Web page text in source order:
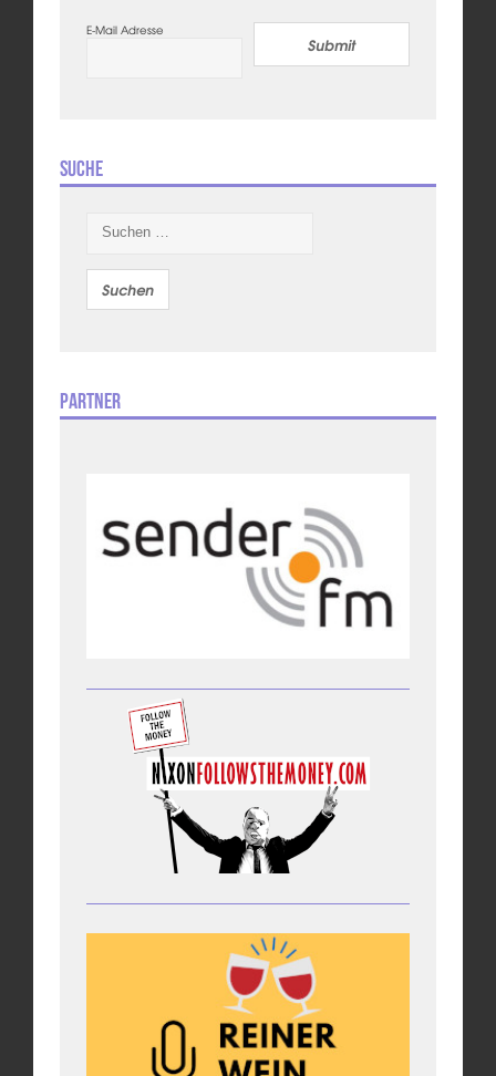
E-Mail Adresse
Submit
Suche
nach:
Partner